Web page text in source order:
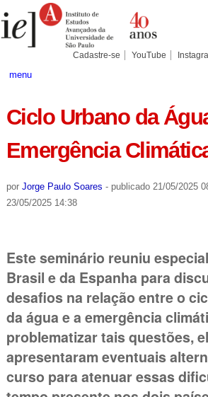
para
conteúdo.
Pessoais
Cadastre-se YouTube
menu
Ciclo Urbano da
Emergência
por Jorge Paulo Soares - publicado21/05/2025
23/05/2025 14:38
Este seminário reuniu
Brasil e da Espanha para
desafios na relação entre o
da água e a emergência
problematizar tais questões,
apresentaram eventuais
curso para atenuar essas